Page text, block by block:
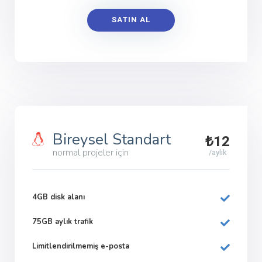
SATIN AL
Bireysel Standart
normal projeler için
₺12
/aylık
4GB disk alanı
75GB aylık trafik
Limitlendirilmemiş e-posta